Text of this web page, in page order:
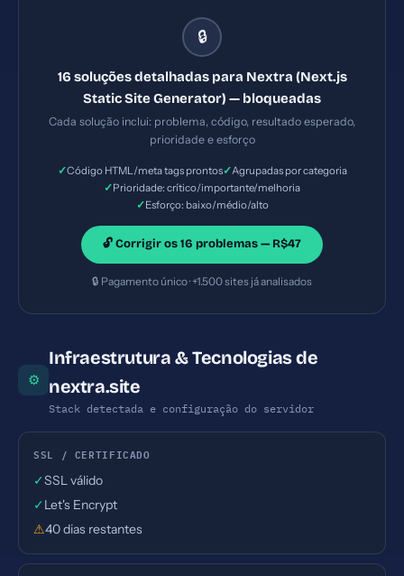
malicioso. — Solução #2: X-Frame-Options ausente
— Prioridade: Crítica — Esforço: Baixo — Seu site
(clickjacking). — Solução #6: Meta description com
256 caracteres (ideal: 120-160) — Prioridade:
Importante — Esforço: Baixo
🔒
16 soluções detalhadas para Nextra (Next.js
Static Site Generator) — bloqueadas
Cada solução inclui: problema, código, resultado esperado,
prioridade e esforço
✓Código HTML/meta tags prontos✓Agrupadas por categoria
✓Prioridade: crítico/importante/melhoria
✓Esforço: baixo/médio/alto
🔓 Corrigir os 16 problemas — R$47
🔒 Pagamento único · +1.500 sites já analisados
⚙
Infraestrutura & Tecnologias de
nextra.site
Stack detectada e configuração do servidor
SSL / CERTIFICADO
✓SSL válido
✓ Let's Encrypt
⚠40 dias restantes